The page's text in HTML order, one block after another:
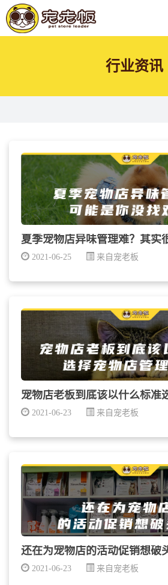
行业资讯
2021-06-25 来自宠老板
2021-06-23 来自宠老板
2021-06-23 来自宠老板